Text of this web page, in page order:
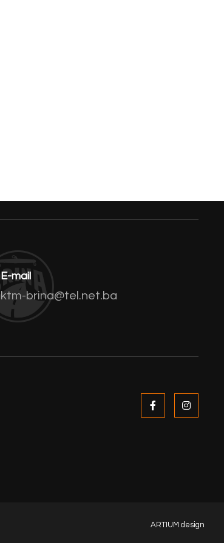
E-mail
ktm-brina@tel.net.ba
ARTIUM design